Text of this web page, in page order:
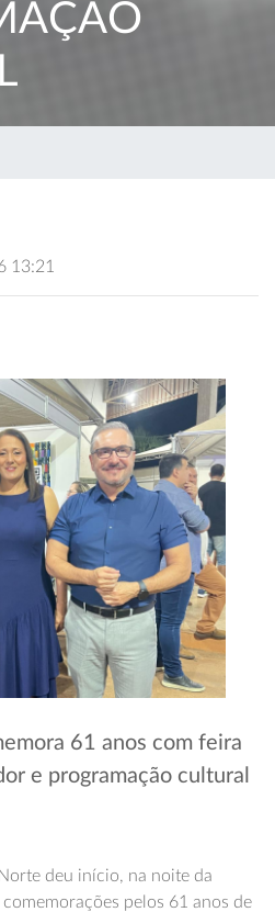
13:21
61 anos com feira
e programação cultural
deu início, na noite da
pelos 61 anos de